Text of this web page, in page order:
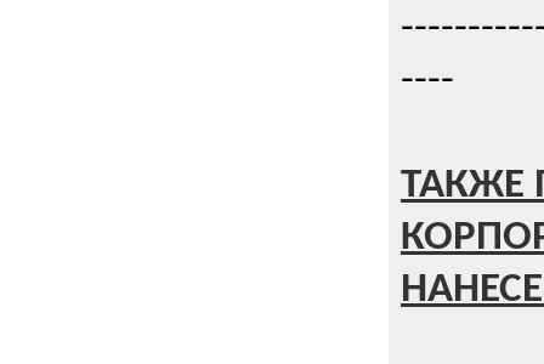
----
ТАКЖЕ